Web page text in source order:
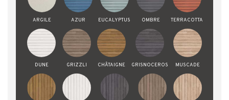
ARGILE AZUR EUCALYPTUS OMBRE TERRACOTTA
DUNE GRIZZLI CHÂTAIGNE GRISNOCEROS MUSCADE